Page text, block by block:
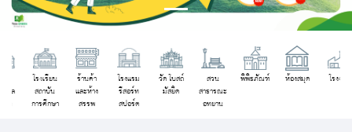
โรงเรียน
สถาบัน
การศึกษา
ร้านค้า
และห้าง
สรรพ
โรงแรม
รีสอร์ท
สปอร์ต
วัด โบสถ์
มัสยิด
สาธารณะ
อุทยาน
พิพิธภัณฑ์ ห้องสมุด โรงงาน